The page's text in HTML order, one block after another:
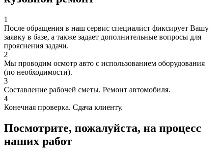
1
После обращения в наш сервис специалист фиксирует Вашу
заявку в базе, а также задает дополнительные вопросы для
прояснения задачи.
2
Мы проводим осмотр авто с использованием оборудования
(по необходимости).
3
Составление рабочей сметы. Ремонт автомобиля.
4
Конечная проверка. Сдача клиенту.
Посмотрите, пожалуйста, на процесс
наших работ